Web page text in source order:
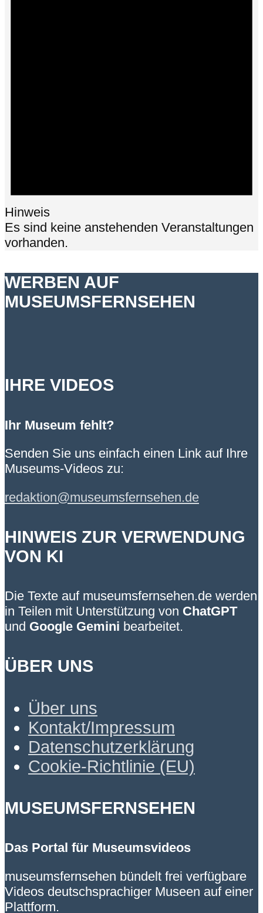
Hinweis
Es sind keine anstehenden Veranstaltungen
vorhanden.
WERBEN AUF
MUSEUMSFERNSEHEN
IHRE VIDEOS
Ihr Museum fehlt?
Senden Sie uns einfach einen Link auf Ihre
Museums-Videos zu:
redaktion@museumsfernsehen.de
HINWEIS ZUR VERWENDUNG
VON KI
Die Texte auf museumsfernsehen.de werden
in Teilen mit Unterstützung von ChatGPT
und Google Gemini bearbeitet.
ÜBER UNS
Über uns
Kontakt/Impressum
Datenschutzerklärung
Cookie-Richtlinie (EU)
MUSEUMSFERNSEHEN
Das Portal für Museumsvideos
museumsfernsehen bündelt frei verfügbare
Videos deutschsprachiger Museen auf einer
Plattform.